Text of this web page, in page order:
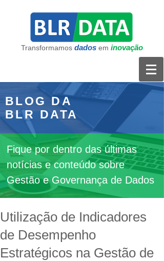
Transformamos dados em inovação
BLOG DA
BLR DATA
Fique por dentro das últimas
notícias e conteúdo sobre
Gestão e Governança de Dados
Utilização de Indicadores
de Desempenho
Estratégicos na Gestão de